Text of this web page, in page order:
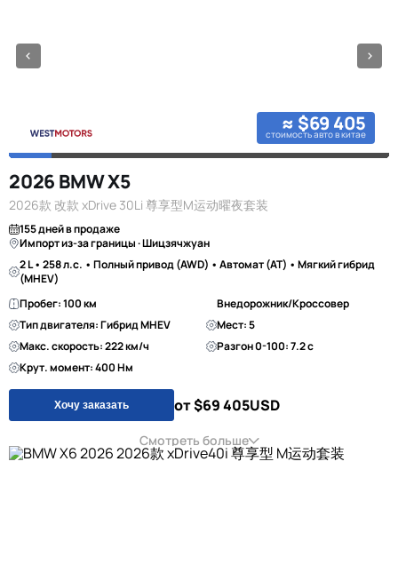
≈ $69 405
стоимость авто в китае
2026 BMW X5
2026款 改款 xDrive 30Li 尊享型M运动曜夜套装
155 дней в продаже
Импорт из-за границы · Шицзячжуан
2 L • 258 л.с. • Полный привод (AWD) • Автомат (AT) • Мягкий гибрид
(MHEV)
Пробег: 100 км
Внедорожник/Кроссовер
Тип двигателя: Гибрид MHEV
Мест: 5
Макс. скорость: 222 км/ч
Разгон 0-100: 7.2 с
Крут. момент: 400 Нм
Хочу заказать от $69 405USD
Смотреть больше